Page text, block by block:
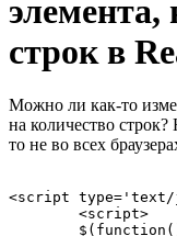
элемента,
строк в
Можно ли как-то
на количество
то не во всех
<script type='text/
        <script>